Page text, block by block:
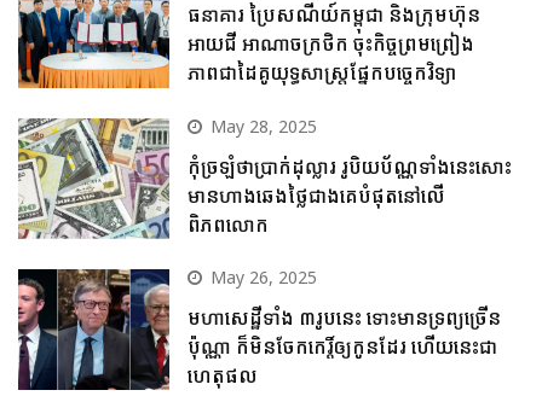
ធនាគារ ប្រៃសណីយ៍កម្ពុជា និងក្រុមហ៊ុន
អាយជី អាណាចក្រថិក ចុះកិច្ចព្រមព្រៀង
ភាពជាដៃគូយុទ្ធសាស្ត្រផ្នែកបច្ចេកវិទ្យា
May 28, 2025
កុំច្រឡំថាប្រាក់ដុល្លារ រូបិយប័ណ្ណទាំងនេះសោះ
មានហាងឆេងថ្លៃជាងគេបំផុតនៅលើ
ពិភពលោក
May 26, 2025
មហាសេដ្ឋីទាំង ៣រូបនេះ ទោះមានទ្រព្យច្រើន
ប៉ុណ្ណា ក៏មិនចែកកេរ្តិ៍ឲ្យកូនដែរ ហើយនេះជា
ហេតុផល